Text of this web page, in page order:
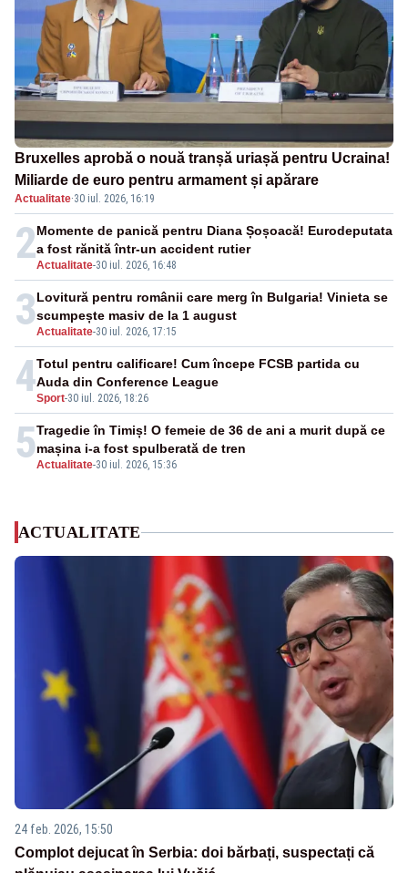
Bruxelles aprobă o nouă tranșă uriașă pentru Ucraina!
Miliarde de euro pentru armament și apărare
Actualitate·30 iul. 2026, 16:19
2Actualitate-30 iul. 2026, 16:48
Momente de panică pentru Diana Șoșoacă! Eurodeputata
a fost rănită într-un accident rutier
3Actualitate-30 iul. 2026, 17:15
Lovitură pentru românii care merg în Bulgaria! Vinieta se
scumpește masiv de la 1 august
4Sport-30 iul. 2026, 18:26
Totul pentru calificare! Cum începe FCSB partida cu
Auda din Conference League
5Actualitate-30 iul. 2026, 15:36
Tragedie în Timiș! O femeie de 36 de ani a murit după ce
mașina i-a fost spulberată de tren
ACTUALITATE
24 feb. 2026, 15:50
Complot dejucat în Serbia: doi bărbați, suspectați că